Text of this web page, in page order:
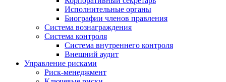
Исполнительные органы
Биографии членов правления
Система вознаграждения
Система контроля
Система внутреннего контроля
Внешний аудит
Управление рисками
Риск-менеджмент